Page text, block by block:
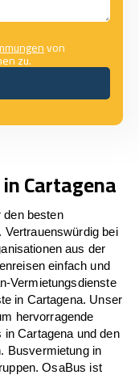
von
zu.
Cartagena
den besten
bei
aus der
einfach und
Vermietungsdienste
in Cartagena. Unser
hervorragende
Cartagena und den
Busvermietung in
OsaBus ist